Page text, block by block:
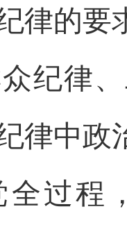
律的要
纪律
律中政
全过程